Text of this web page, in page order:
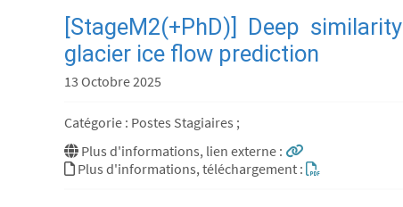
[StageM2(+PhD)] Deep
glacier ice flow prediction
13 Octobre 2025
Catégorie : Postes Stagiaires ;
Plus d'informations, lien externe :
Plus d'informations, téléchargement :